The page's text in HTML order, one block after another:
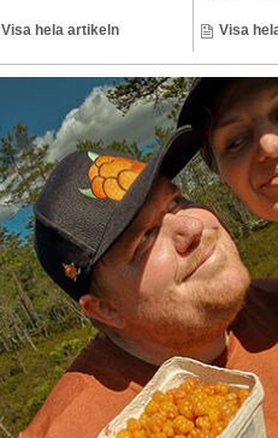
Visa hela artikeln Visa